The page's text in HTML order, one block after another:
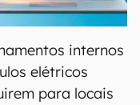
internos
elétricos
para locais